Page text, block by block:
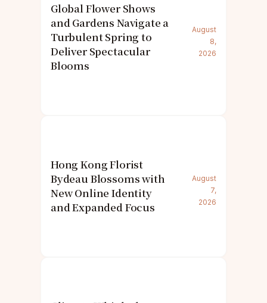
Global Flower Shows
and Gardens Navigate a
Turbulent Spring to
Deliver Spectacular
Blooms
August
8,
2026
Hong Kong Florist
Bydeau Blossoms with
New Online Identity
and Expanded Focus
August
7,
2026